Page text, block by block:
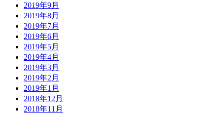
2019年9月
2019年8月
2019年7月
2019年6月
2019年5月
2019年4月
2019年3月
2019年2月
2019年1月
2018年12月
2018年11月